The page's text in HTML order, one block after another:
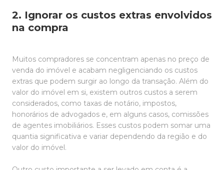
2. Ignorar os custos extras envolvidos
na compra
Muitos compradores se concentram apenas no preço de
venda do imóvel e acabam negligenciando os custos
extras que podem surgir ao longo da transação. Além do
valor do imóvel em si, existem outros custos a serem
considerados, como taxas de notário, impostos,
honorários de advogados e, em alguns casos, comissões
de agentes imobiliários. Esses custos podem somar uma
quantia significativa e variar dependendo da região e do
valor do imóvel.